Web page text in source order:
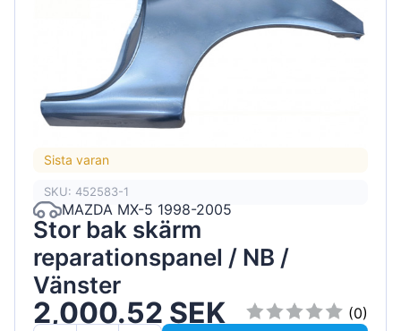
Sista varan
SKU: 452583-1
MAZDA MX-5 1998-2005
Stor bak skärm
reparationspanel / NB /
Vänster
2,000.52 SEK
(0)